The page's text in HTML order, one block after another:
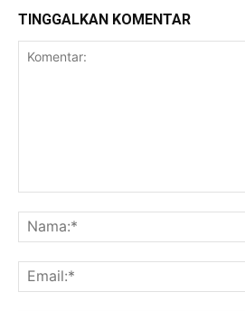
TINGGALKAN KOMENTAR